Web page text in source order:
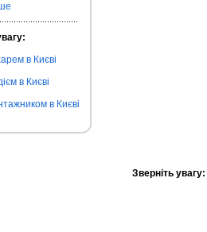
в Києві
в Києві
в Києві
Зверніть увагу: